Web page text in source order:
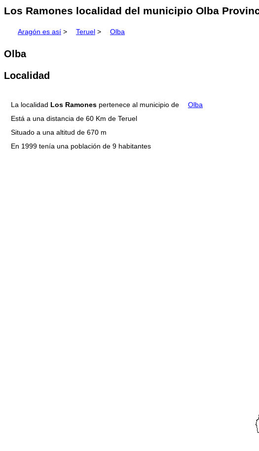
Los Ramones localidad del municipio Olba
Aragón es así > Teruel > Olba
Olba
Localidad
La localidad Los Ramones pertenece al municipio de
Olba
Está a una distancia de 60 Km de Teruel
Situado a una altitud de 670 m
En 1999 tenía una población de 9 habitantes